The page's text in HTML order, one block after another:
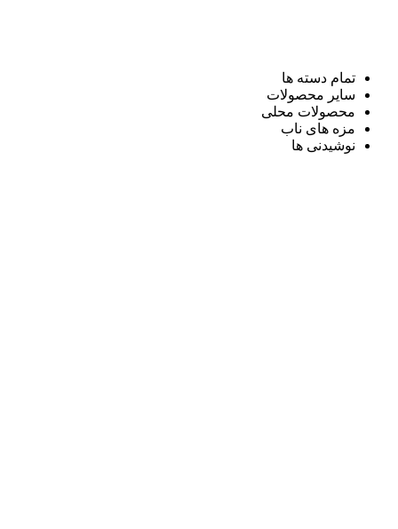
تمام دسته ها
سایر محصولات
محصولات محلی
مزه های ناب
نوشیدنی ها